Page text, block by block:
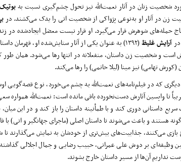
شخصیت زنان در آثار نعمت‌الله نیز تحول چشم‌گیری نسبت بهبوتیک
زن در آثار او به‌نوعی پژواکی از شخصیت اتی را یدک می‌کشند. در
حمله‌های شوهرش قرار می‌گیرد. او قرار نیست معضل ایجادشده در
آرایش غلیظ
(۱۳۹۲) به عنوان یکی از آثار ستایش‌شده او، قهرمان
و شخصیت زن داستان، منفعلانه در انتها رها می‌شود. همان
(کورش تهامی) نیز مینا (لیلا حاتمی) را رها می‌کند.
که در فیلم‌نامه‌های نعمت‌الله به چشم می‌خورد، نوع قصه‌گویی
تا واپسین آثارش دست‌نخورده باقی مانده است: نعمت‌الله همواره
داستانی دوری کند و با طمأنینه داستان را باز کند و در این
هستند و باعث می‌شوند تا داستان اصلی (ماجرای جهانگیر و اتی) با
می‌کنند، جذابیت‌های بیش‌تری از خودشان به نمایش می‌گذارند
وظیفه‌ای بر دوش علی عمرانی، حبیب رضایی و جمال اجلالی
نداریم آن‌ها از مسیر داستان خارج بشوند.